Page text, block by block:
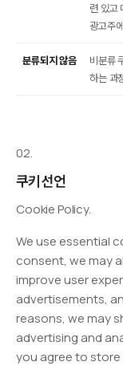
련 있고
광고주
분류되지 않음
비분류
하는 과
02.
쿠키 선언
Cookie Policy.
We use essential
consent, we may
improve user
advertisements,
reasons, we may
advertising and
you agree to